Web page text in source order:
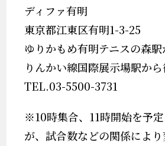
ディファ有明
東京都江東区有明1-3-25
ゆりかもめ有明テニスの森
りんかい線国際展示場駅か
TEL.03-5500-3731
※10時集合、11時開始を予
が、試合数などの関係によ